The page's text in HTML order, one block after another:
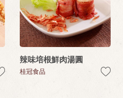
辣味培根鮮肉湯圓
桂冠食品